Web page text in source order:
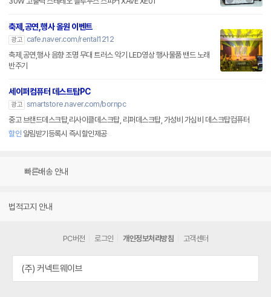
축제,공연,행사 올원 이벤트
광고
cafe.naver.com/rental1212
축제,공연,행사 음향 조명 무대 트러스 악기 LED영상 행사물품 밴드 노래
반주기
세이퍼컴퓨터 데스트탑PC
광고 smartstore.naver.com/bornpc
중고 브랜드데스크탑,리사이클데스크탑, 리퍼데스크탑, 가성비 가심비 데스크탑컴퓨터
할인 알림받기등록시 즉시할인제공
빠른배송 안내
법적고지 안내
PC버전 로그인 개인정보처리방침 고객센터
(주) 커넥트웨이브